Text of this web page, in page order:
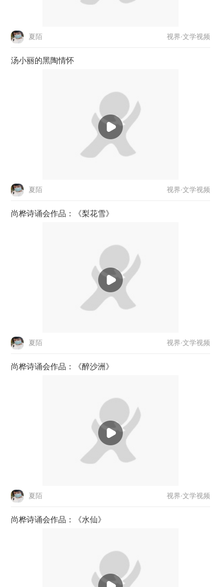
夏陌 视界·文学视频
汤小丽的黑陶情怀
夏陌 视界·文学视频
尚桦诗诵会作品：《梨花雪》
夏陌 视界·文学视频
尚桦诗诵会作品：《醉沙洲》
夏陌 视界·文学视频
尚桦诗诵会作品：《水仙》